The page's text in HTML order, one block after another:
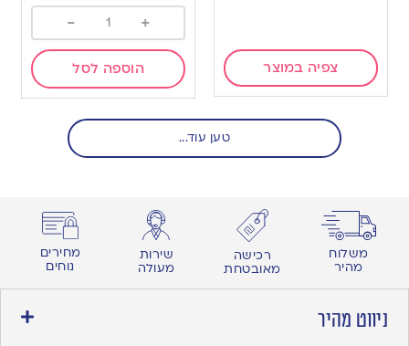
צפיה במוצר
+
-
הוספה לסל
טען עוד...
משלוח
מהיר
רכישה
מאובטחת
שירות
מעולה
מחירים
נוחים
ניווט מהיר